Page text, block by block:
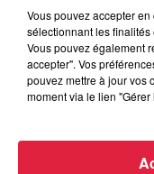
de votre collaboration
Bonhomme.
Vous pouvez accepter
sélectionnant les finalités
Vous pouvez également
accepter". Vos
pouvez mettre à jour vos
moment via le lien